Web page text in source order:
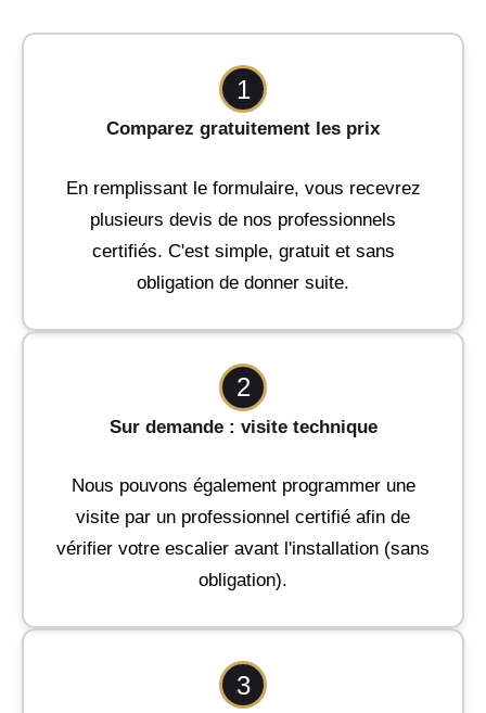
1
Comparez gratuitement les prix
En remplissant le formulaire, vous recevrez
plusieurs devis de nos professionnels
certifiés. C'est simple, gratuit et sans
obligation de donner suite.
2
Sur demande : visite technique
Nous pouvons également programmer une
visite par un professionnel certifié afin de
vérifier votre escalier avant l'installation (sans
obligation).
3